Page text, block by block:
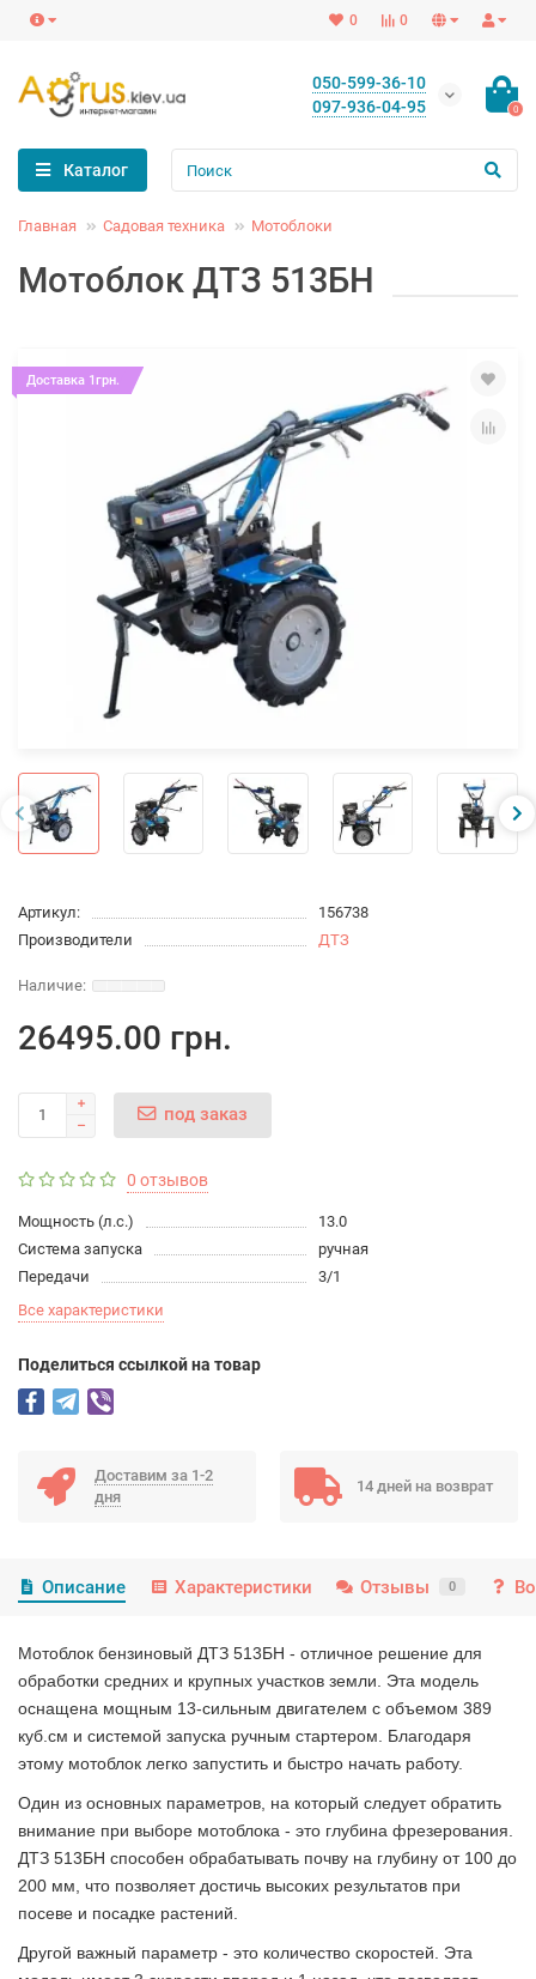
0
0
050-599-36-10
097-936-04-95
0
Каталог
Главная Садовая техника Мотоблоки
Мотоблок ДТЗ 513БН
Доставка 1грн.
Артикул:
156738
Производители
ДТЗ
26495.00 грн.
под заказ
0 отзывов
Мощность (л.с.)
13.0
Система запуска
ручная
Передачи
3/1
Все характеристики
Поделиться ссылкой на товар
Доставим за 1-2
дня
14 дней на возврат
Описание Характеристики Отзывы 0
Мотоблок бензиновый ДТЗ 513БН - отличное решение для
обработки средних и крупных участков земли. Эта модель
оснащена мощным 13-сильным двигателем с объемом 389
куб.см и системой запуска ручным стартером. Благодаря
этому мотоблок легко запустить и быстро начать работу.
Один из основных параметров, на который следует обратить
внимание при выборе мотоблока - это глубина фрезерования.
ДТЗ 513БН способен обрабатывать почву на глубину от 100 до
200 мм, что позволяет достичь высоких результатов при
посеве и посадке растений.
Другой важный параметр - это количество скоростей. Эта